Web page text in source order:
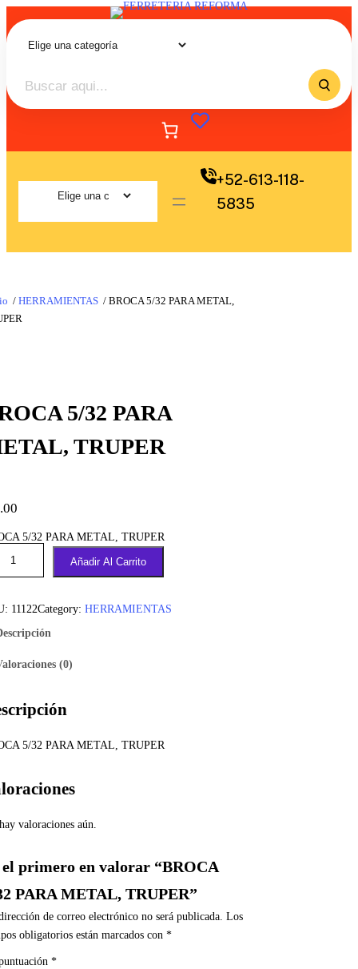
+52-613-118-
5835
/ HERRAMIENTAS / BROCA 5/32 PARA METAL,
5/32 PARA
TRUPER
5/32 PARA METAL, TRUPER
Añadir Al Carrito
11122Category: HERRAMIENTAS
(0)
5/32 PARA METAL, TRUPER
valoraciones aún.
el primero en valorar “BROCA
PARA METAL, TRUPER”
de correo electrónico no será publicada. Los
obligatorios están marcados con *
*